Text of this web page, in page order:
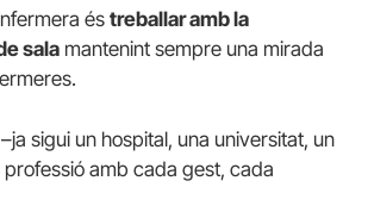
és treballar amb la
sala mantenint sempre una mirada
sigui un hospital, una universitat, un
professió amb cada gest, cada